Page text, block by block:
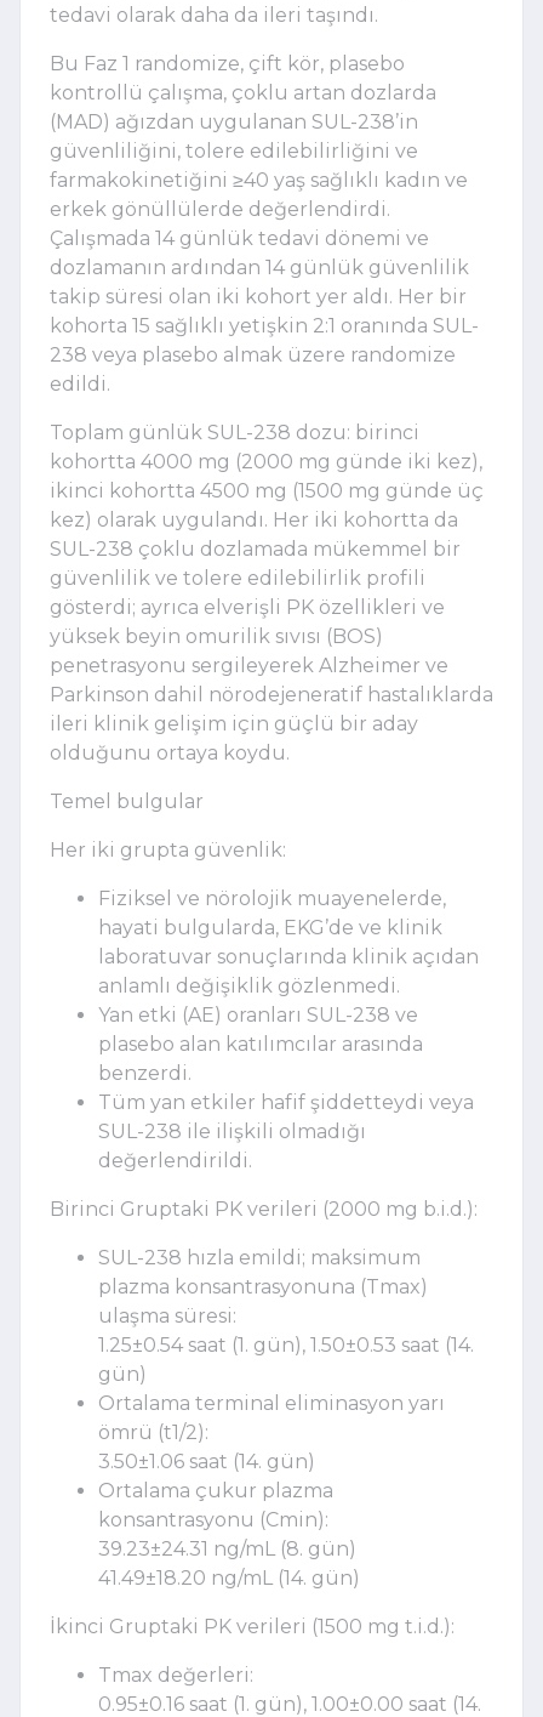
tedavi olarak daha da ileri taşındı.
Bu Faz 1 randomize, çift kör, plasebo
kontrollü çalışma, çoklu artan dozlarda
(MAD) ağızdan uygulanan SUL-238’in
güvenliliğini, tolere edilebilirliğini ve
farmakokinetiğini ≥40 yaş sağlıklı kadın ve
erkek gönüllülerde değerlendirdi.
Çalışmada 14 günlük tedavi dönemi ve
dozlamanın ardından 14 günlük güvenlilik
takip süresi olan iki kohort yer aldı. Her bir
kohorta 15 sağlıklı yetişkin 2:1 oranında SUL-
238 veya plasebo almak üzere randomize
edildi.
Toplam günlük SUL-238 dozu: birinci
kohortta 4000 mg (2000 mg günde iki kez),
ikinci kohortta 4500 mg (1500 mg günde üç
kez) olarak uygulandı. Her iki kohortta da
SUL-238 çoklu dozlamada mükemmel bir
güvenlilik ve tolere edilebilirlik profili
gösterdi; ayrıca elverişli PK özellikleri ve
yüksek beyin omurilik sıvısı (BOS)
penetrasyonu sergileyerek Alzheimer ve
Parkinson dahil nörodejeneratif hastalıklarda
ileri klinik gelişim için güçlü bir aday
olduğunu ortaya koydu.
Temel bulgular
Her iki grupta güvenlik:
Fiziksel ve nörolojik muayenelerde,
hayati bulgularda, EKG’de ve klinik
laboratuvar sonuçlarında klinik açıdan
anlamlı değişiklik gözlenmedi.
Yan etki (AE) oranları SUL-238 ve
plasebo alan katılımcılar arasında
benzerdi.
Tüm yan etkiler hafif şiddetteydi veya
SUL-238 ile ilişkili olmadığı
değerlendirildi.
Birinci Gruptaki PK verileri (2000 mg b.i.d.):
SUL-238 hızla emildi; maksimum
plazma konsantrasyonuna (Tmax)
ulaşma süresi:
1.25±0.54 saat (1. gün), 1.50±0.53 saat (14.
gün)
Ortalama terminal eliminasyon yarı
ömrü (t1/2):
3.50±1.06 saat (14. gün)
Ortalama çukur plazma
konsantrasyonu (Cmin):
39.23±24.31 ng/mL (8. gün)
41.49±18.20 ng/mL (14. gün)
İkinci Gruptaki PK verileri (1500 mg t.i.d.):
Tmax değerleri:
0.95±0.16 saat (1. gün), 1.00±0.00 saat (14.